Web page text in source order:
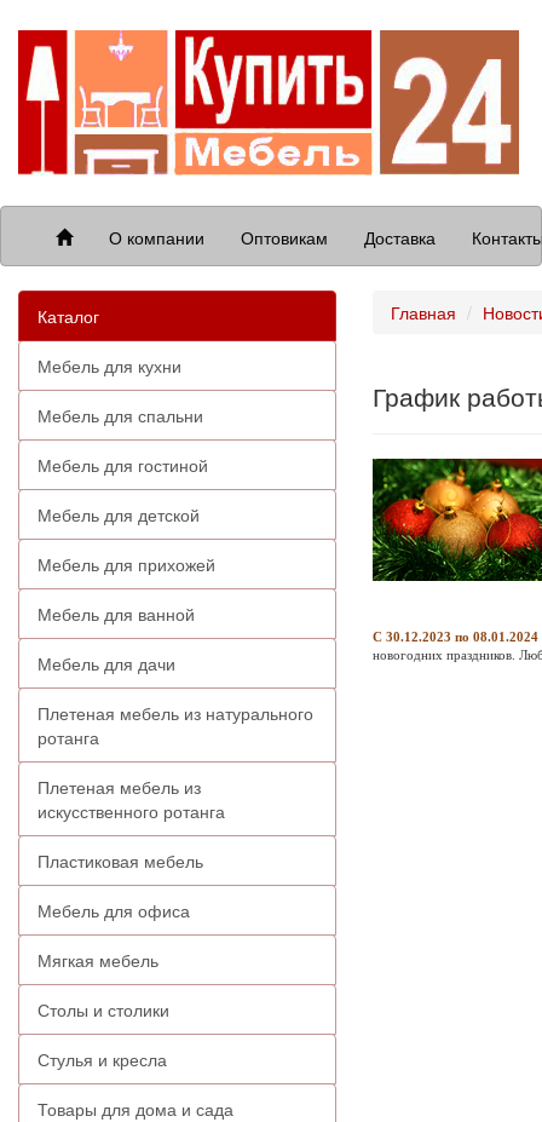
О компании Оптовикам Доставка
Каталог
Мебель для кухни
Мебель для спальни
Мебель для гостиной
Мебель для детской
Мебель для прихожей
Мебель для ванной
Мебель для дачи
Плетеная мебель из натурального
ротанга
Плетеная мебель из
искусственного ротанга
Пластиковая мебель
Мебель для офиса
Мягкая мебель
Столы и столики
Стулья и кресла
Товары для дома и сада
Главная
График
С 30.12.2023 по 08.01.2024
новогодних праздников.